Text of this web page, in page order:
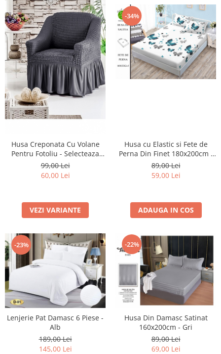
Husa Creponata Cu Volane
Pentru Fotoliu - Selecteaza
Culoarea Dorita
99,00 Lei
60,00 Lei
VEZI VARIANTE
-34%
Husa cu Elastic si Fete de
Perna Din Finet 180x200cm -
Alba Cu Fluturasi
89,00 Lei
59,00 Lei
ADAUGA IN COS
-23%
Lenjerie Pat Damasc 6 Piese -
Alb
189,00 Lei
145,00 Lei
-22%
Husa Din Damasc Satinat
160x200cm - Gri
89,00 Lei
69,00 Lei